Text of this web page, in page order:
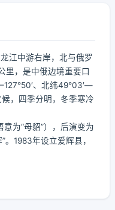
江中游右岸，北与俄罗
里，是中俄边境重要口
、北纬49°03′—
，四季分明，冬季寒冷
意为“母貂”），后演变为
。1983年设立爱辉县，